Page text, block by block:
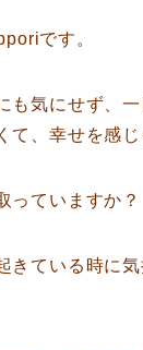
です。
も気にせず、
、幸せを感
っていますか？
きている時に